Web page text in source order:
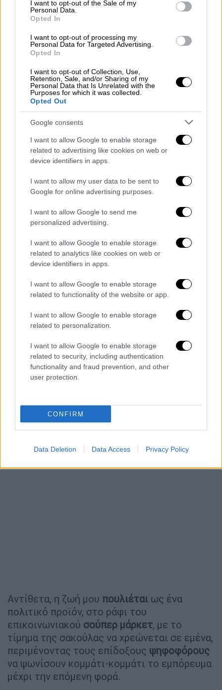
I want to opt-out of the Sale of my
Personal Data.
Opted In
I want to opt-out of processing my
Personal Data for Targeted Advertising.
Opted In
I want to opt-out of Collection, Use,
Retention, Sale, and/or Sharing of my
Personal Data that Is Unrelated with the
Purposes for which it was collected.
Opted Out
Google consents
I want to allow Google to enable storage
related to advertising like cookies on web or
device identifiers in apps.
I want to allow my user data to be sent to
Google for online advertising purposes.
I want to allow Google to send me
personalized advertising.
I want to allow Google to enable storage
related to analytics like cookies on web or
device identifiers in apps.
I want to allow Google to enable storage
related to functionality of the website or app.
I want to allow Google to enable storage
related to personalization.
I want to allow Google to enable storage
related to security, including authentication
functionality and fraud prevention, and other
user protection.
CONFIRM
Data Deletion Data Access Privacy Policy
τρομαγμένουςκαι φιλήσυχους επισκέπτες.
ζάρια ενός χυδαίου καιπρόστυχου
πολιτικού
τζόγου, για όσους θεωρούν ότι η εξουσία
που κατέχουν τους δίνει τη δυνατότητα να
συνθλίβουνψυχέςγια τους δικούς τους
λόγους, θαεπαναλάβωτα αυτονόητα.
Από τον ματωμένο πεζόδρομο της
Μεσολογγίου, τα
γραφεία, τους
γκρίζους διαδρόμους των φυλακών, τα
δικαστικά έδρανα, τον αργό θάνατο του
εγκλεισμού. Από τις επιλογές που έκανα με
όλη μου την ψυχή, επιλογές χαραγμένεςμε
πραγματικό αίμα, με μεγάλο κόστος και
, δεν παραδίδω ούτε
χιλιοστό.
Είναι κομμάτι τηςιστορίας μίας γενιάς
ανθρώπων πουεξεγέρθηκεκαι στις πλάτες
της οποίας, μεγάλα τμήματα του πολιτικού
συστήματος ξέπλυνε τις αμαρτίες του
κρεμώντας την σταμανταλάκιατου
Όμως τώρα δεν βρίσκομαι στη
επειδή έκανα συνειδητές επιλογές που
κουβαλούσανκαι αντίστοιχα ρίσκα.
Αντίθετα, η ζωή μου πουλιέται ως ένα
πολιτικό προϊόν, στο ράφι του
επικοινωνιακού σούπερ μάρκετ, με το
τίμημα της σακούλας να χρεώνεται σε εμένα,
περιμένοντας τους επίδοξους ψηφοφόρους
να ψωνίσουν κομμάτι-κομμάτι το εμπόρευμα
μέχρι την επόμενη φορά.